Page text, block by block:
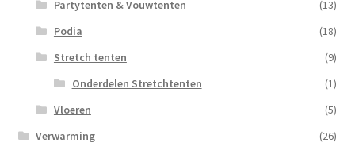
Partytenten & Vouwtenten
(13)
Podia
(18)
Stretch tenten
(9)
Onderdelen Stretchtenten
(1)
Vloeren
(5)
Verwarming
(26)